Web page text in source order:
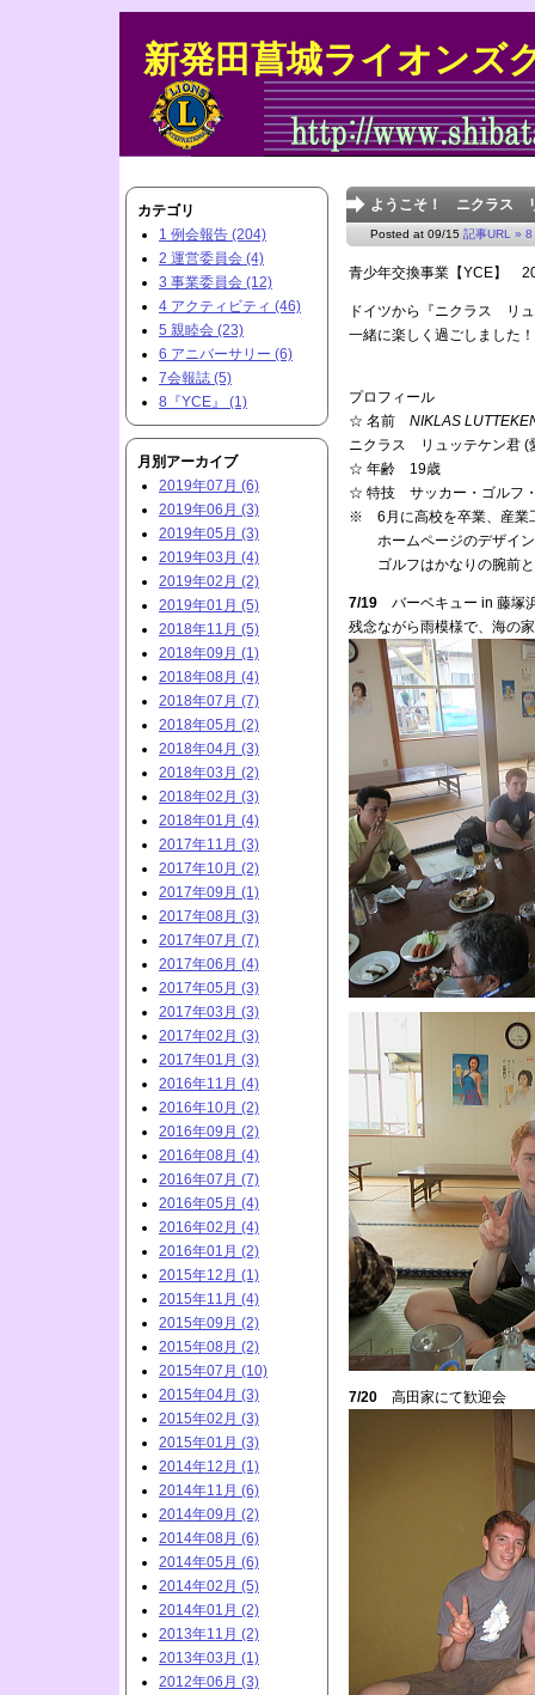
新発田菖城ライオンズ
ようこそ！ ニクラ
Posted at 09/15 記事URL » 8
青少年交換事業【YCE】
ドイツから『ニクラス リ
一緒に楽しく過ごしました！
プロフィール
☆ 名前 NIKLAS
ニクラス リュッテケン君 (
☆ 年齢 19歳
☆ 特技 サッカー・ゴルフ
※ 6月に高校を卒業、産業
ホームページのデザイン
ゴルフはかなりの腕前と
7/19 バーベキュー in 藤塚
残念ながら雨模様で、海の
7/20 高田家にて歓迎会
カテゴリ
1 例会報告 (204)
2 運営委員会 (4)
3 事業委員会 (12)
4 アクティビティ (46)
5 親睦会 (23)
6 アニバーサリー (6)
7会報誌 (5)
8『YCE』 (1)
月別アーカイブ
2019年07月 (6)
2019年06月 (3)
2019年05月 (3)
2019年03月 (4)
2019年02月 (2)
2019年01月 (5)
2018年11月 (5)
2018年09月 (1)
2018年08月 (4)
2018年07月 (7)
2018年05月 (2)
2018年04月 (3)
2018年03月 (2)
2018年02月 (3)
2018年01月 (4)
2017年11月 (3)
2017年10月 (2)
2017年09月 (1)
2017年08月 (3)
2017年07月 (7)
2017年06月 (4)
2017年05月 (3)
2017年03月 (3)
2017年02月 (3)
2017年01月 (3)
2016年11月 (4)
2016年10月 (2)
2016年09月 (2)
2016年08月 (4)
2016年07月 (7)
2016年05月 (4)
2016年02月 (4)
2016年01月 (2)
2015年12月 (1)
2015年11月 (4)
2015年09月 (2)
2015年08月 (2)
2015年07月 (10)
2015年04月 (3)
2015年02月 (3)
2015年01月 (3)
2014年12月 (1)
2014年11月 (6)
2014年09月 (2)
2014年08月 (6)
2014年05月 (6)
2014年02月 (5)
2014年01月 (2)
2013年11月 (2)
2013年03月 (1)
2012年06月 (3)